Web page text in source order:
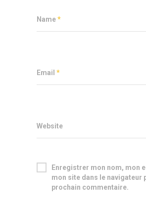
Name*
Email *
Website
Enregistrer mon nom, mon
mon site dans le navigateur
prochain commentaire.